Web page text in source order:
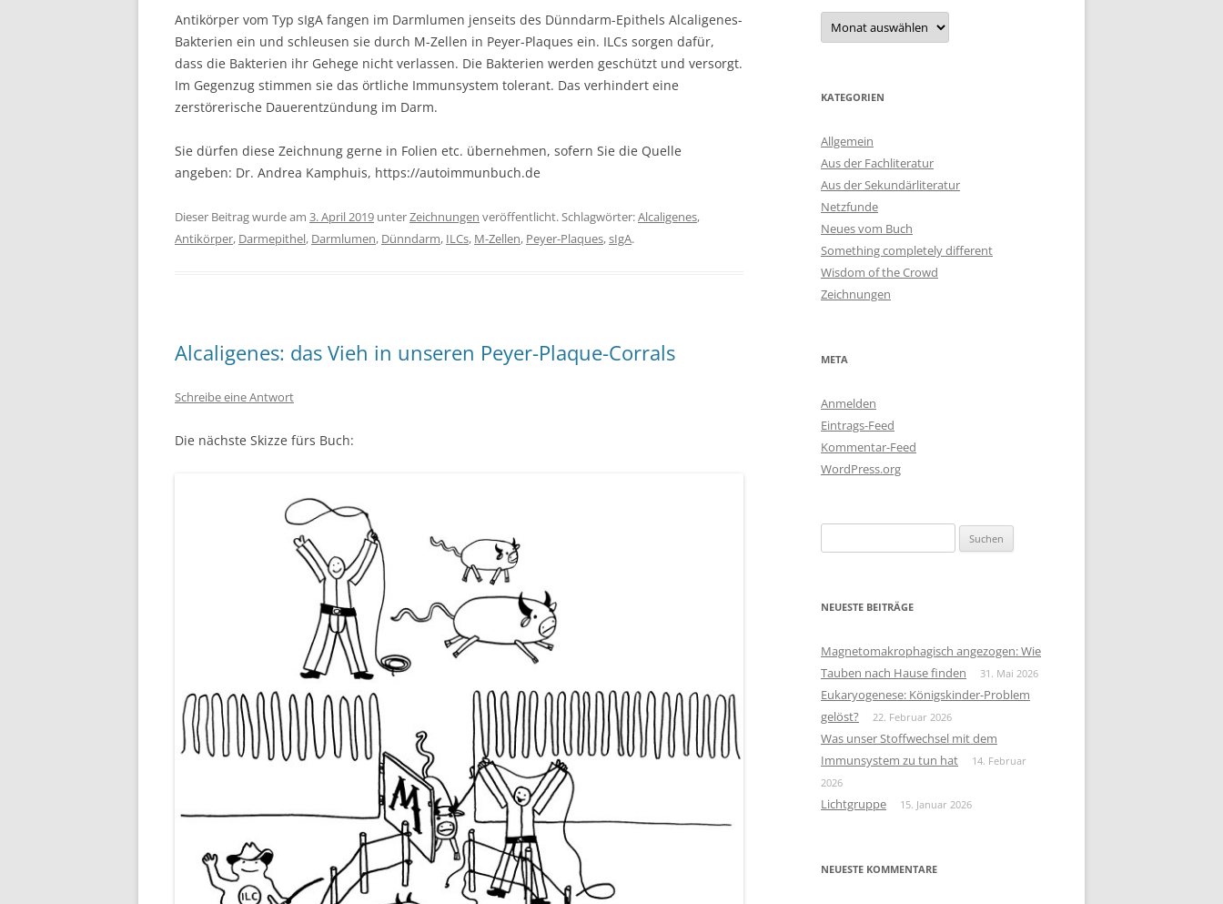
Antikörper vom Typ sIgA fangen im Darmlumen jenseits des Dünndarm-Epithels Alcaligenes-
Bakterien ein und schleusen sie durch M-Zellen in Peyer-Plaques ein. ILCs sorgen dafür,
dass die Bakterien ihr Gehege nicht verlassen. Die Bakterien werden geschützt und versorgt.
Im Gegenzug stimmen sie das örtliche Immunsystem tolerant. Das verhindert eine
zerstörerische Dauerentzündung im Darm.
Sie dürfen diese Zeichnung gerne in Folien etc. übernehmen, sofern Sie die Quelle
angeben: Dr. Andrea Kamphuis, https://autoimmunbuch.de
Dieser Beitrag wurde am 3. April 2019 unterZeichnungen veröffentlicht. Schlagwörter:Alcaligenes,
Antikörper, Darmepithel, Darmlumen, Dünndarm, ILCs, M-Zellen, Peyer-Plaques,sIgA.
Alcaligenes: das Vieh in unseren Peyer-Plaque-Corrals
Schreibe eine Antwort
Die nächste Skizze fürs Buch:
Archiv
KATEGORIEN
Allgemein
Aus der Fachliteratur
Aus der Sekundärliteratur
Netzfunde
Neues vom Buch
Something completely different
Wisdom of the Crowd
Zeichnungen
META
Anmelden
Eintrags-Feed
Kommentar-Feed
WordPress.org
nach:
NEUESTE BEITRÄGE
Magnetomakrophagisch angezogen: Wie
Tauben nach Hause finden
31. Mai 2026
Eukaryogenese: Königskinder-Problem
gelöst?
22. Februar 2026
Was unser Stoffwechsel mit dem
Immunsystem zu tun hat
14. Februar
2026
Lichtgruppe 15. Januar 2026
NEUESTE KOMMENTARE